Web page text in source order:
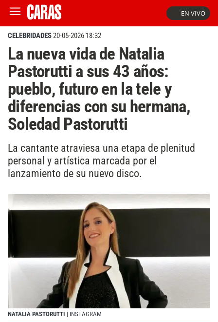
EN VIVO
CELEBRIDADES20-05-2026 18:32
La nueva vida de Natalia
Pastorutti a sus 43 años:
pueblo, futuro en la tele y
diferencias con su hermana,
Soledad Pastorutti
La cantante atraviesa una etapa de plenitud
personal y artística marcada por el
lanzamiento de su nuevo disco.
NATALIA PASTORUTTI | INSTAGRAM